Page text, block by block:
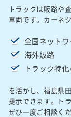
トラックは販路や
車両です。カーネ
全国ネットワ
海外販路
トラック特
を活かし、福島県
提示できます。ト
ぜひ一度ご相談くだ